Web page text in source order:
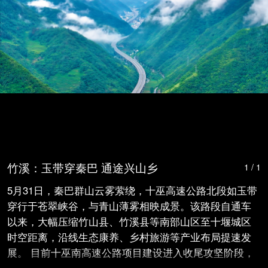
竹溪：玉带穿秦巴 通途兴山乡 1 / 1
5月31日，秦巴群山云雾萦绕，十巫高速公路北段如玉带
穿行于苍翠峡谷，与青山薄雾相映成景。该路段自通车
以来，大幅压缩竹山县、竹溪县等南部山区至十堰城区
时空距离，沿线生态康养、乡村旅游等产业布局提速发
展。 目前十巫南高速公路项目建设进入收尾攻坚阶段，